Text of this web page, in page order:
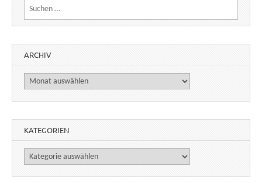
Suchen nach:
ARCHIV
Archiv
KATEGORIEN
Kategorien